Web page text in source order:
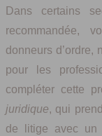
Dans certains
recommandée,
donneurs d’ordre,
pour les
compléter cette
juridique, qui
de litige avec un